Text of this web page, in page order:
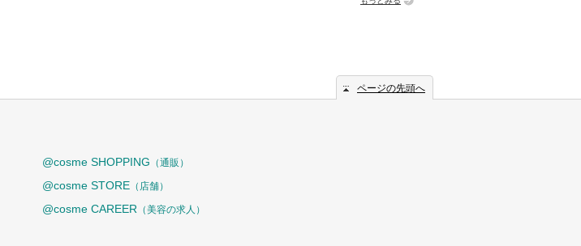
ページの先頭へ
@cosme SHOPPING （通販）
@cosme STORE （店舗）
@cosme CAREER （美容の求人）